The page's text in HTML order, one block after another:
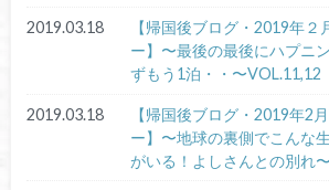
2019.03.18
【帰国後ブログ・2019年
ー】〜最後の最後にハプニ
ずもう1泊・・〜VOL.11,12
2019.03.18
【帰国後ブログ・2019年2
ー】〜地球の裏側でこんな
がいる！よしさんとの別れ